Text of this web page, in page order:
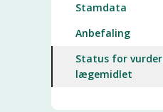
Stamdata
Anbefaling
Status for
lægemidlet